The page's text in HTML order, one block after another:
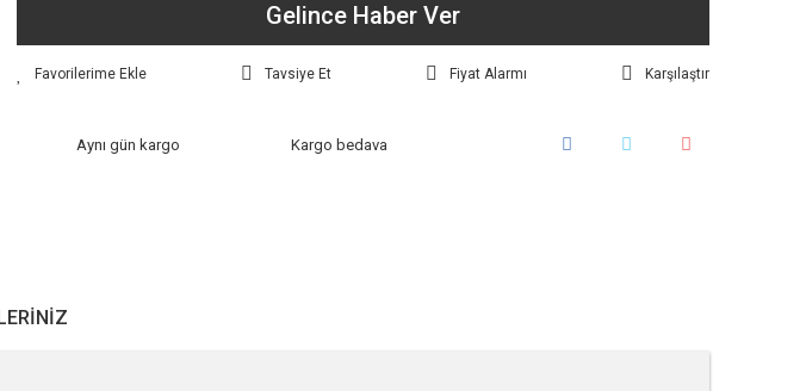
Gelince Haber Ver
Tavsiye Et Fiyat Alarmı Karşılaştır
Aynı gün kargo Kargo bedava